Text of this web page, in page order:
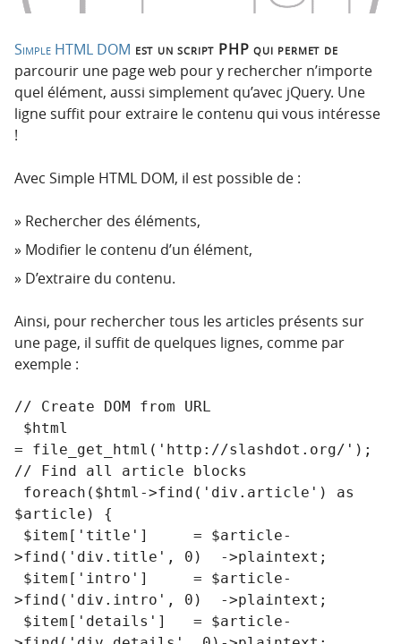
c
i
p
a
l
n
Simple HTML DOM est un script PHP qui permet de
parcourir une page web pour y rechercher n’importe
quel élément, aussi simplement qu’avec jQuery. Une
ligne suffit pour extraire le contenu qui vous intéresse
!
Avec Simple HTML DOM, il est possible de :
Rechercher des éléments,
Modifier le contenu d’un élément,
D’extraire du contenu.
Ainsi, pour rechercher tous les articles présents sur
une page, il suffit de quelques lignes, comme par
exemple :
// Create DOM from URL
= file_get_html('http://slashdot.org/');
// Find all article blocks
$article) {
>find('div.title', 0)  ->plaintext;
>find('div.intro', 0)  ->plaintext;